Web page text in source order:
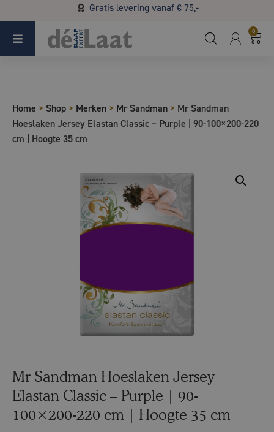
Gratis levering vanaf € 75,-
Koopzondag 29 maart in Bladel van 13.00 - 17.00
0
Home > Shop > Merken > Mr Sandman > Mr Sandman
Hoeslaken Jersey Elastan Classic – Purple | 90-100×200-220
cm | Hoogte 35 cm
Mr Sandman Hoeslaken Jersey
Elastan Classic – Purple | 90-
100×200-220 cm | Hoogte 35 cm